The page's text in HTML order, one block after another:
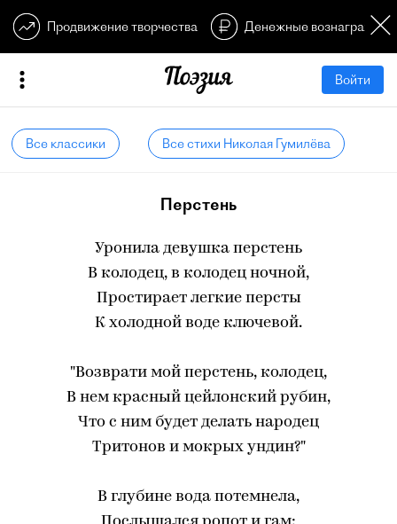
Продвижение творчества Денежные
Войти
Все классики Все стихи Николая Гумилёва
Перстень
Уронила девушка перстень
В колодец, в колодец ночной,
Простирает легкие персты
К холодной воде ключевой.
"Возврати мой перстень, колодец,
В нем красный цейлонский рубин,
Что с ним будет делать народец
Тритонов и мокрых ундин?"
В глубине вода потемнела,